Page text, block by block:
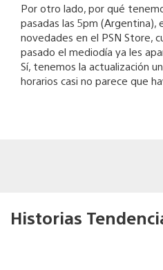
Por otro lado, por qué
pasadas las 5pm (Argentina),
novedades en el PSN Store,
pasado el mediodía ya les
Sí, tenemos la actualización
horarios casi no parece que
Historias